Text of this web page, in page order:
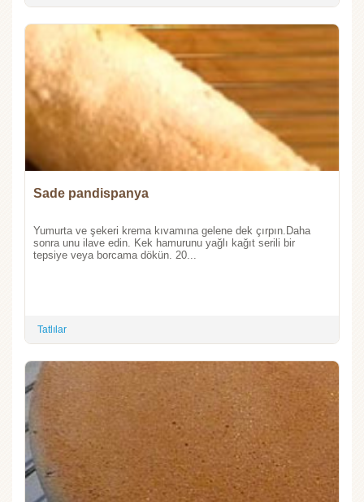
Sade pandispanya
Yumurta ve şekeri krema kıvamına gelene dek çırpın.Daha
sonra unu ilave edin. Kek hamurunu yağlı kağıt serili bir
tepsiye veya borcama dökün. 20...
Tatlılar